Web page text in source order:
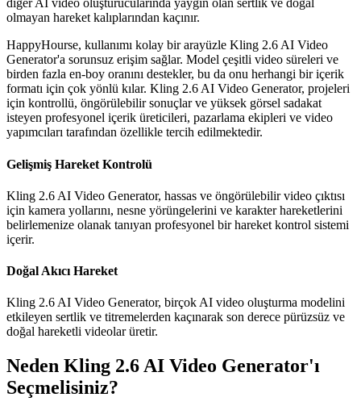
diğer AI video oluşturucularında yaygın olan sertlik ve doğal
olmayan hareket kalıplarından kaçınır.
HappyHourse, kullanımı kolay bir arayüzle Kling 2.6 AI Video
Generator'a sorunsuz erişim sağlar. Model çeşitli video süreleri ve
birden fazla en-boy oranını destekler, bu da onu herhangi bir içerik
formatı için çok yönlü kılar. Kling 2.6 AI Video Generator, projeleri
için kontrollü, öngörülebilir sonuçlar ve yüksek görsel sadakat
isteyen profesyonel içerik üreticileri, pazarlama ekipleri ve video
yapımcıları tarafından özellikle tercih edilmektedir.
Gelişmiş Hareket Kontrolü
Kling 2.6 AI Video Generator, hassas ve öngörülebilir video çıktısı
için kamera yollarını, nesne yörüngelerini ve karakter hareketlerini
belirlemenize olanak tanıyan profesyonel bir hareket kontrol sistemi
içerir.
Doğal Akıcı Hareket
Kling 2.6 AI Video Generator, birçok AI video oluşturma modelini
etkileyen sertlik ve titremelerden kaçınarak son derece pürüzsüz ve
doğal hareketli videolar üretir.
Neden Kling 2.6 AI Video Generator'ı
Seçmelisiniz?